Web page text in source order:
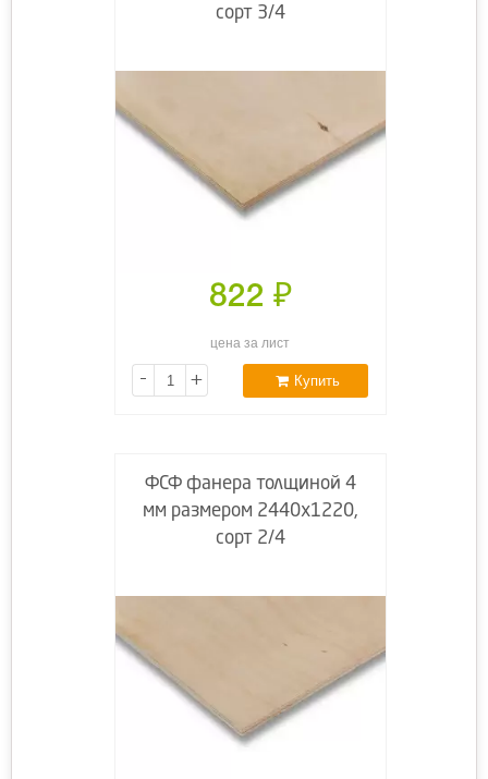
сорт 3/4
822 ₽
цена за лист
- + Купить
ФСФ фанера толщиной 4
мм размером 2440х1220,
сорт 2/4